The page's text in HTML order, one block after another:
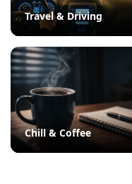
Travel & Driving
Chill & Coffee